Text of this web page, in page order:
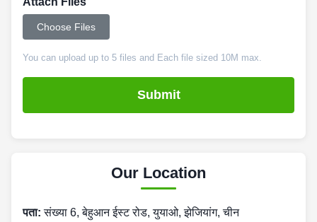
Choose Files
You can upload up to 5 files and Each file sized 10M max.
Submit
Our Location
पता: संख्या 6, बेहुआन ईस्ट रोड, युयाओ, झेजियांग, चीन